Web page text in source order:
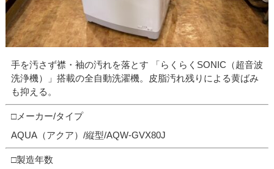
手を汚さず襟・袖の汚れを落とす 「らくらくSONIC（超音波
洗浄機）」搭載の全自動洗濯機。皮脂汚れ残りによる黄ばみ
も抑える。
□メーカー/タイプ
AQUA（アクア）/縦型/AQW-GVX80J
□製造年数